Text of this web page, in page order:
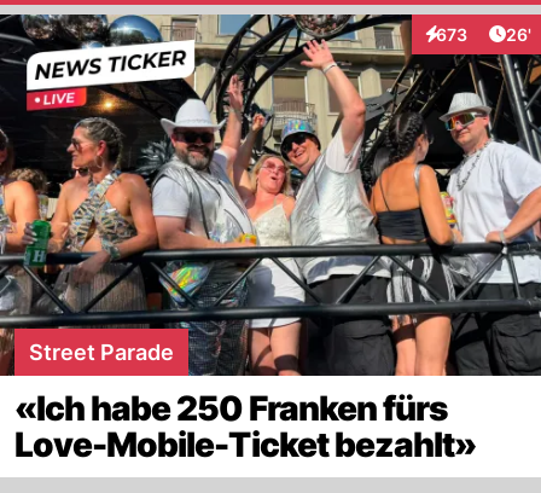
673
Interaktionen
26'
Street Parade
«Ich habe 250 Franken fürs
Love-Mobile-Ticket bezahlt»